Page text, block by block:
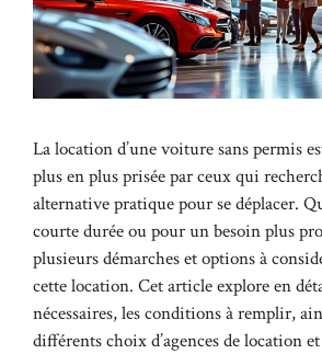
La location d’une voiture sans permis
plus en plus prisée par ceux qui
alternative pratique pour se déplacer.
courte durée ou pour un besoin plus
plusieurs démarches et options à
cette location. Cet article explore en
nécessaires, les conditions à remplir,
différents choix d’agences de location